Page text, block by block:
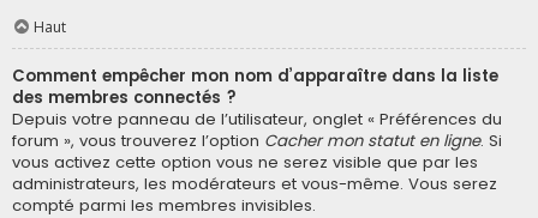
Haut
Comment empêcher mon nom d’apparaître dans la liste
des membres connectés ?
Depuis votre panneau de l’utilisateur, onglet « Préférences du
forum », vous trouverez l’option Cacher mon statut en ligne. Si
vous activez cette option vous ne serez visible que par les
administrateurs, les modérateurs et vous-même. Vous serez
compté parmi les membres invisibles.